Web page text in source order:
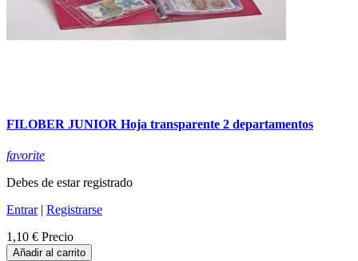
FILOBER JUNIOR Hoja transparente 2 departamentos
favorite
Debes de estar registrado
Entrar| Registrarse
1,10 € Precio
Añadir al carrito